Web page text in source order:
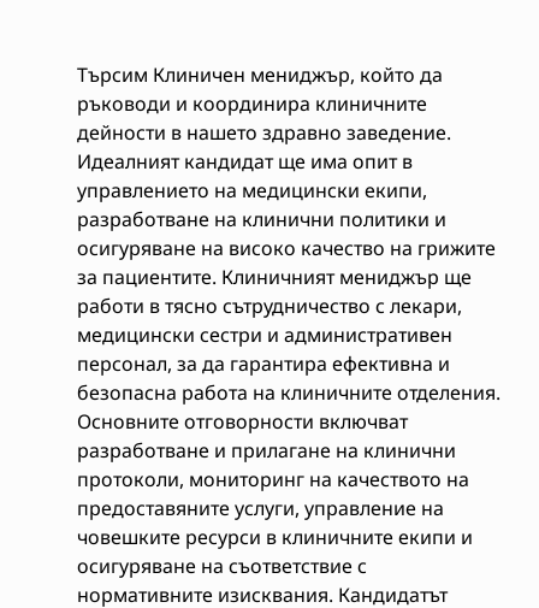
Търсим Клиничен мениджър, който да
ръководи и координира клиничните
дейности в нашето здравно заведение.
Идеалният кандидат ще има опит в
управлението на медицински екипи,
разработване на клинични политики и
осигуряване на високо качество на грижите
за пациентите. Клиничният мениджър ще
работи в тясно сътрудничество с лекари,
медицински сестри и административен
персонал, за да гарантира ефективна и
безопасна работа на клиничните отделения.
Основните отговорности включват
разработване и прилагане на клинични
протоколи, мониторинг на качеството на
предоставяните услуги, управление на
човешките ресурси в клиничните екипи и
осигуряване на съответствие с
нормативните изисквания. Кандидатът